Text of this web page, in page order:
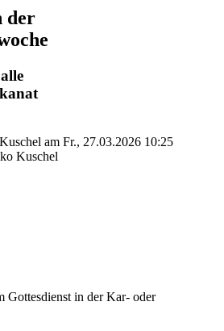
der
am Fr., 27.03.2026 10:25
Gottesdienst in der Kar- oder